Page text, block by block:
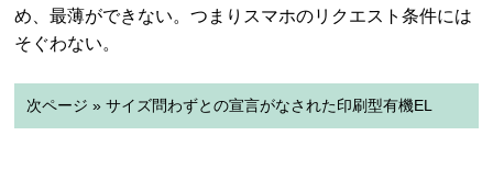
め、最薄ができない。つまりスマホのリクエスト条件には
そぐわない。
次ページ » サイズ問わずとの宣言がなされた印刷型有機EL